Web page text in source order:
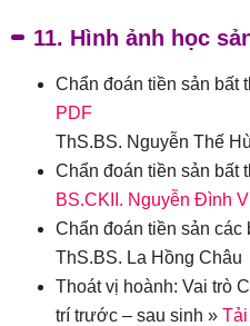
11. Hình ảnh học
Chẩn đoán tiền sản bất
PDF
ThS.BS. Nguyễn Thế
Chẩn đoán tiền sản bất
BS.CKII. Nguyễn Đình
Chẩn đoán tiền sản
ThS.BS. La Hồng Châu
Thoát vị hoành: Vai trò
trí trước – sau sinh »